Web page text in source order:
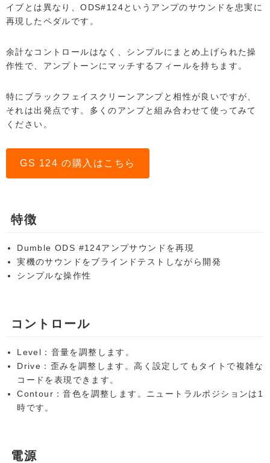
イブとは異なり、ODS#124というアンプのサウンドを忠実に
再現したペダルです。
余計なコントロールはなく、シンプルにまとめ上げられた操
作性で、アンプトーンにマッチするフィールを持ちます。
特にブラックフェイスクリーンアンプと相性が良いですが、
それは出発点です。多くのアンプと組み合わせて使ってみて
ください。
GS 124 の購入はこちら
特徴
Dumble ODS #124アンプサウンドを再現
実機のサウンドをブラインドテストしながら開発
シンプルな操作性
コントロール
Level：音量を調整します。
Drive：歪みを調整します。高く設定してもタイトで複雑な
コードを表現できます。
Contour：音色を調整します。ニュートラルポジションは1
時です。
電源